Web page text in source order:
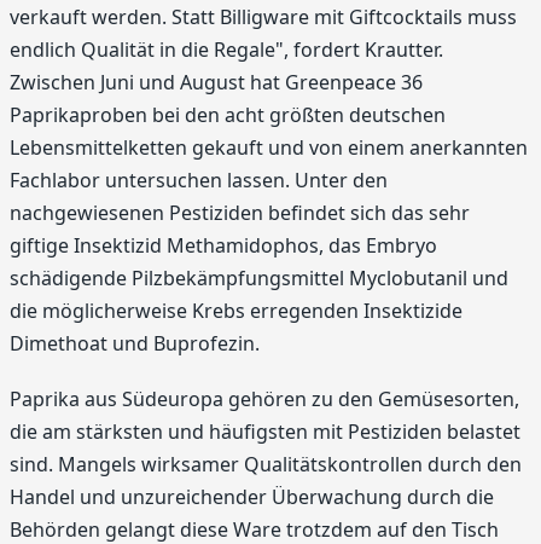
verkauft werden. Statt Billigware mit Giftcocktails muss
endlich Qualität in die Regale", fordert Krautter.
Zwischen Juni und August hat Greenpeace 36
Paprikaproben bei den acht größten deutschen
Lebensmittelketten gekauft und von einem anerkannten
Fachlabor untersuchen lassen. Unter den
nachgewiesenen Pestiziden befindet sich das sehr
giftige Insektizid Methamidophos, das Embryo
schädigende Pilzbekämpfungsmittel Myclobutanil und
die möglicherweise Krebs erregenden Insektizide
Dimethoat und Buprofezin.
Paprika aus Südeuropa gehören zu den Gemüsesorten,
die am stärksten und häufigsten mit Pestiziden belastet
sind. Mangels wirksamer Qualitätskontrollen durch den
Handel und unzureichender Überwachung durch die
Behörden gelangt diese Ware trotzdem auf den Tisch